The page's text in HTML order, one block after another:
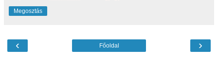
Megosztás
‹ ›
Főoldal